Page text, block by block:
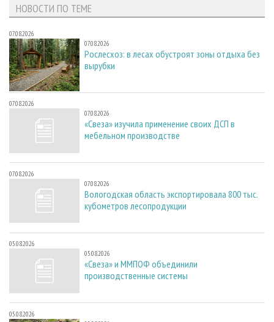
НОВОСТИ ПО ТЕМЕ
07.08.2026
07.08.2026
Рослесхоз: в лесах обустроят зоны отдыха без
вырубки
07.08.2026
07.08.2026
«Свеза» изучила применение своих ДСП в
мебельном производстве
07.08.2026
07.08.2026
Вологодская область экспортировала 800 тыс.
кубометров лесопродукции
05.08.2026
05.08.2026
«Свеза» и ММПОФ объединили
производственные системы
05.08.2026